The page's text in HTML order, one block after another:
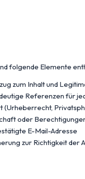
folgende Elemente
zum Inhalt und
Referenzen für
oder
E-Mail-Adresse
zur Richtigkeit der